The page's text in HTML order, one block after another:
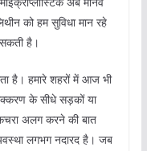
को हम सुविधा मान रहे
है।
है। हमारे शहरों में आज भी
के सीधे सड़कों या
अलग करने की बात
लगभग नदारद है। जब